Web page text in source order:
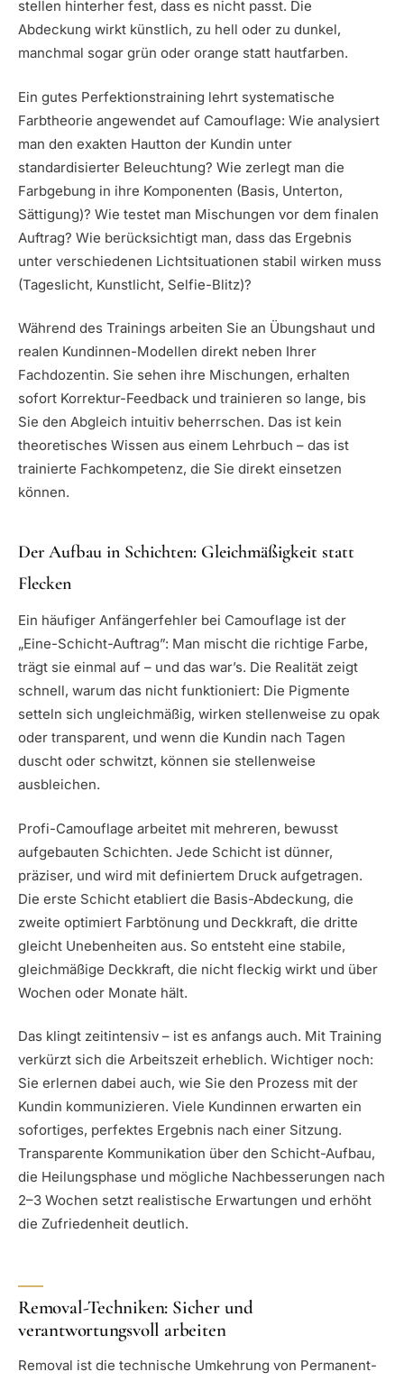
stellen hinterher fest, dass es nicht passt. Die
Abdeckung wirkt künstlich, zu hell oder zu dunkel,
manchmal sogar grün oder orange statt hautfarben.
Ein gutes Perfektionstraining lehrt systematische
Farbtheorie angewendet auf Camouflage: Wie analysiert
man den exakten Hautton der Kundin unter
standardisierter Beleuchtung? Wie zerlegt man die
Farbgebung in ihre Komponenten (Basis, Unterton,
Sättigung)? Wie testet man Mischungen vor dem finalen
Auftrag? Wie berücksichtigt man, dass das Ergebnis
unter verschiedenen Lichtsituationen stabil wirken muss
(Tageslicht, Kunstlicht, Selfie-Blitz)?
Während des Trainings arbeiten Sie an Übungshaut und
realen Kundinnen-Modellen direkt neben Ihrer
Fachdozentin. Sie sehen ihre Mischungen, erhalten
sofort Korrektur-Feedback und trainieren so lange, bis
Sie den Abgleich intuitiv beherrschen. Das ist kein
theoretisches Wissen aus einem Lehrbuch – das ist
trainierte Fachkompetenz, die Sie direkt einsetzen
können.
Der Aufbau in Schichten: Gleichmäßigkeit statt
Flecken
Ein häufiger Anfängerfehler bei Camouflage ist der
„Eine-Schicht-Auftrag”: Man mischt die richtige Farbe,
trägt sie einmal auf – und das war’s. Die Realität zeigt
schnell, warum das nicht funktioniert: Die Pigmente
setteln sich ungleichmäßig, wirken stellenweise zu opak
oder transparent, und wenn die Kundin nach Tagen
duscht oder schwitzt, können sie stellenweise
ausbleichen.
Profi-Camouflage arbeitet mit mehreren, bewusst
aufgebauten Schichten. Jede Schicht ist dünner,
präziser, und wird mit definiertem Druck aufgetragen.
Die erste Schicht etabliert die Basis-Abdeckung, die
zweite optimiert Farbtönung und Deckkraft, die dritte
gleicht Unebenheiten aus. So entsteht eine stabile,
gleichmäßige Deckkraft, die nicht fleckig wirkt und über
Wochen oder Monate hält.
Das klingt zeitintensiv – ist es anfangs auch. Mit Training
verkürzt sich die Arbeitszeit erheblich. Wichtiger noch:
Sie erlernen dabei auch, wie Sie den Prozess mit der
Kundin kommunizieren. Viele Kundinnen erwarten ein
sofortiges, perfektes Ergebnis nach einer Sitzung.
Transparente Kommunikation über den Schicht-Aufbau,
die Heilungsphase und mögliche Nachbesserungen nach
2–3 Wochen setzt realistische Erwartungen und erhöht
die Zufriedenheit deutlich.
Removal-Techniken: Sicher und
verantwortungsvoll arbeiten
Removal ist die technische Umkehrung von Permanent-